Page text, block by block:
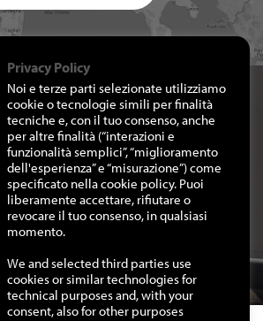
RICHIEDI I NOSTRI
CATALOGHI
CLICCA QUI
Privacy Policy
Noi e terze parti selezionate utilizziamo
cookie o tecnologie simili per finalità
tecniche e, con il tuo consenso, anche
per altre finalità (“interazioni e
funzionalità semplici”, “miglioramento
dell'esperienza” e “misurazione”) come
specificato nella cookie policy. Puoi
liberamente accettare, rifiutare o
revocare il tuo consenso, in qualsiasi
momento.
We and selected third parties use
cookies or similar technologies for
technical purposes and, with your
consent, also for other purposes